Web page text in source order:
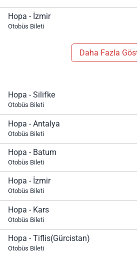
Hopa - İzmir
Otobüs Bileti
Daha Fazla
Hopa - Silifke
Otobüs Bileti
Hopa - Antalya
Otobüs Bileti
Hopa - Batum
Otobüs Bileti
Hopa - İzmir
Otobüs Bileti
Hopa - Kars
Otobüs Bileti
Hopa - Tiflis(Gürcistan)
Otobüs Bileti